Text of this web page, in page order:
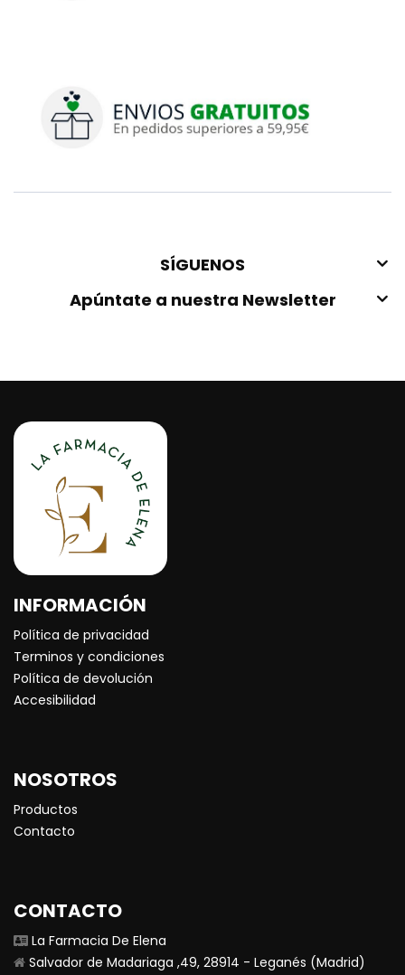
SÍGUENOS
Apúntate a nuestra Newsletter
INFORMACIÓN
Política de privacidad
Terminos y condiciones
Política de devolución
Accesibilidad
NOSOTROS
Productos
Contacto
CONTACTO
La Farmacia De Elena
Salvador de Madariaga ,49, 28914 - Leganés (Madrid)